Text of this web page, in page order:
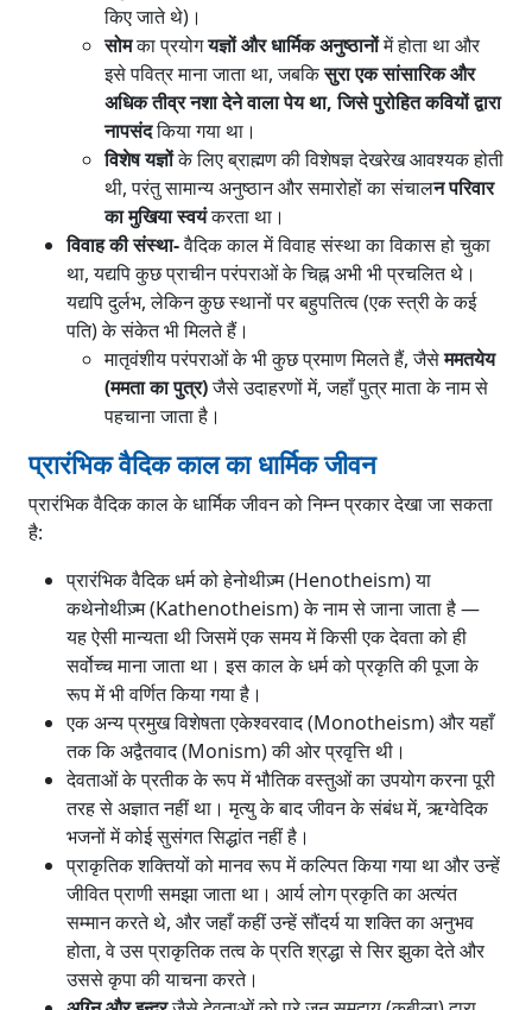
किए जाते थे)।
सोमका प्रयोगयज्ञों और धार्मिक अनुष्ठानोंमें होता था और
इसे पवित्र माना जाता था, जबकिसुरा एक सांसारिक और
अधिक तीव्र नशा देने वाला पेय था, जिसे पुरोहित कवियों द्वारा
नापसंदकिया गया था।
विशेष यज्ञोंके लिए ब्राह्मण की विशेषज्ञ देखरेख आवश्यक होती
थी, परंतु सामान्य अनुष्ठान और समारोहों का संचालन परिवार
का मुखिया स्वयंकरता था।
विवाह की संस्था-वैदिक काल में विवाह संस्था का विकास हो चुका
था, यद्यपि कुछ प्राचीन परंपराओं के चिह्न अभी भी प्रचलित थे।
यद्यपि दुर्लभ, लेकिन कुछ स्थानों पर बहुपतित्व (एक स्त्री के कई
पति) के संकेत भी मिलते हैं।
मातृवंशीय परंपराओं के भी कुछ प्रमाण मिलते हैं, जैसेममतयेय
(ममता का पुत्र)जैसे उदाहरणों में, जहाँ पुत्र माता के नाम से
पहचाना जाता है।
प्रारंभिक वैदिक काल का धार्मिक जीवन
प्रारंभिक वैदिक काल के धार्मिक जीवन को निम्न प्रकार देखा जा सकता
है:
प्रारंभिक वैदिक धर्म को हेनोथीज़्म (Henotheism) या
कथेनोथीज़्म (Kathenotheism) के नाम से जाना जाता है —
यह ऐसी मान्यता थी जिसमें एक समय में किसी एक देवता को ही
सर्वोच्च माना जाता था। इस काल के धर्म को प्रकृति की पूजा के
रूप में भी वर्णित किया गया है।
एक अन्य प्रमुख विशेषता एकेश्वरवाद (Monotheism) और यहाँ
तक कि अद्वैतवाद (Monism) की ओर प्रवृत्ति थी।
देवताओं के प्रतीक के रूप में भौतिक वस्तुओं का उपयोग करना पूरी
तरह से अज्ञात नहीं था। मृत्यु के बाद जीवन के संबंध में, ऋग्वेदिक
भजनों में कोई सुसंगत सिद्धांत नहीं है।
प्राकृतिक शक्तियों को मानव रूप में कल्पित किया गया था और उन्हें
जीवित प्राणी समझा जाता था। आर्य लोग प्रकृति का अत्यंत
सम्मान करते थे, और जहाँ कहीं उन्हें सौंदर्य या शक्ति का अनुभव
होता, वे उस प्राकृतिक तत्व के प्रति श्रद्धा से सिर झुका देते और
उससे कृपा की याचना करते।